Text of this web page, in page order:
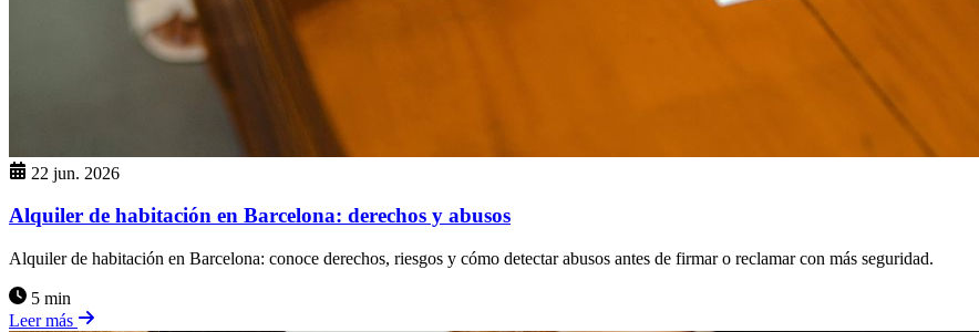
22 jun. 2026
Alquiler de habitación en Barcelona: derechos y abusos
Alquiler de habitación en Barcelona: conoce derechos, riesgos y cómo detectar abusos antes de firmar o reclamar con más seguridad.
5 min
Leer más